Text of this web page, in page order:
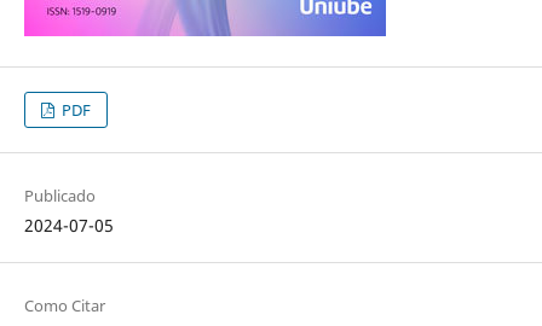
PDF
Publicado
2024-07-05
Como Citar